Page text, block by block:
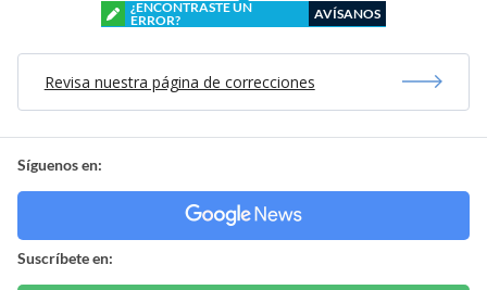
¿ENCONTRASTE UN
ERROR?
AVÍSANOS
Revisa nuestra página de correcciones
Síguenos en:
Suscríbete en: